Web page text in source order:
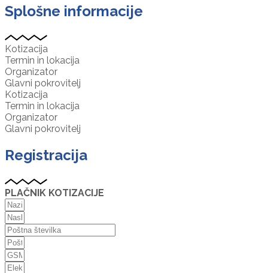
Splošne informacije
Kotizacija
Termin in lokacija
Organizator
Glavni pokrovitelj
Kotizacija
Termin in lokacija
Organizator
Glavni pokrovitelj
Registracija
PLAČNIK KOTIZACIJE